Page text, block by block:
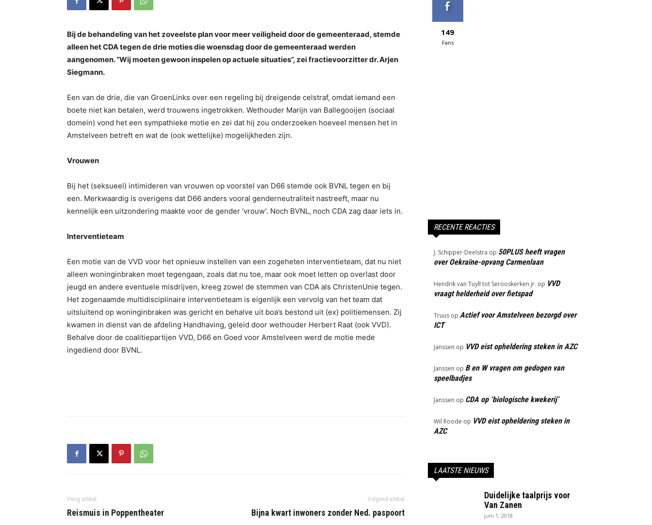
Bij de behandeling van het zoveelste plan voor meer veiligheid door de gemeenteraad, stemde
alleen het CDA tegen de drie moties die woensdag door de gemeenteraad werden
aangenomen. “Wij moeten gewoon inspelen op actuele situaties”, zei fractievoorzitter dr. Arjen
Siegmann.
Een van de drie, die van GroenLinks over een regeling bij dreigende celstraf, omdat iemand een
boete niet kan betalen, werd trouwens ingetrokken. Wethouder Marijn van Ballegooijen (sociaal
domein) vond het een sympathieke motie en zei dat hij zou onderzoeken hoeveel mensen het in
Amstelveen betreft en wat de (ook wettelijke) mogelijkheden zijn.
Vrouwen
Bij het (seksueel) intimideren van vrouwen op voorstel van D66 stemde ook BVNL tegen en bij
een. Merkwaardig is overigens dat D66 anders vooral genderneutraliteit nastreeft, maar nu
kennelijk een uitzondering maakte voor de gender ‘vrouw’. Noch BVNL, noch CDA zag daar iets in.
Interventieteam
Een motie van de VVD voor het opnieuw instellen van een zogeheten interventieteam, dat nu niet
alleen woninginbraken moet tegengaan, zoals dat nu toe, maar ook moet letten op overlast door
jeugd en andere eventuele misdrijven, kreeg zowel de stemmen van CDA als ChristenUnie tegen.
Het zogenaamde multidisciplinaire interventieteam is eigenlijk een vervolg van het team dat
uitsluitend op woninginbraken was gericht en behalve uit boa’s bestond uit (ex) politiemensen. Zij
kwamen in dienst van de afdeling Handhaving, geleid door wethouder Herbert Raat (ook VVD).
Behalve door de coalitiepartijen VVD, D66 en Goed voor Amstelveen werd de motie mede
ingediend door BVNL.
Vorig artikel
Reismuis in Poppentheater
Volgend artikel
Bijna kwart inwoners zonder Ned. paspoort
149
Fans
RECENTE REACTIES
J. Schipper-Deelstra op 50PLUS heeft vragen
over Oekraïne-opvang Carmenlaan
Hendrik van Tuyll tot Serooskerken jr. op VVD
vraagt helderheid over fietspad
Truus op Actief voor Amstelveen bezorgd over
ICT
Janssen op VVD eist opheldering steken in AZC
Janssen op B en W vragen om gedogen van
speelbadjes
Janssen op CDA op ‘biologische kwekerij’
Wil Roode op VVD eist opheldering steken in
AZC
LAATSTE NIEUWS
Duidelijke taalprijs voor
Van Zanen
juni 1, 2018